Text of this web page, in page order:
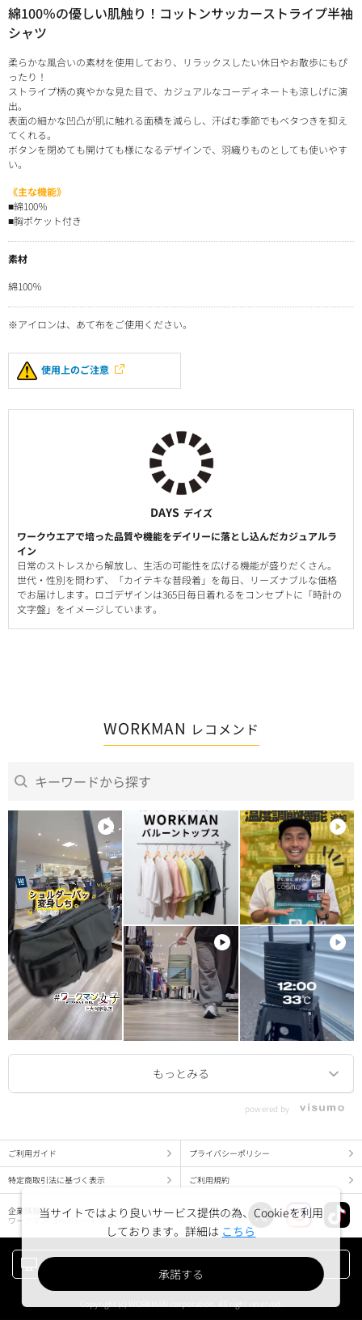
綿100％の優しい肌触り！コットンサッカーストライプ半袖
シャツ
柔らかな風合いの素材を使用しており、リラックスしたい休日やお散歩にもぴ
ったり！
ストライプ柄の爽やかな見た目で、カジュアルなコーディネートも涼しげに演
出。
表面の細かな凹凸が肌に触れる面積を減らし、汗ばむ季節でもベタつきを抑え
てくれる。
ボタンを閉めても開けても様になるデザインで、羽織りものとしても使いやす
い。
《主な機能》
■綿100％
■胸ポケット付き
素材
綿100％
※アイロンは、あて布をご使用ください。
使用上のご注意
DAYS デイズ
ワークウエアで培った品質や機能をデイリーに落とし込んだカジュアルラ
イン
日常のストレスから解放し、生活の可能性を広げる機能が盛りだくさん。
世代・性別を問わず、「カイテキな普段着」を毎日、リーズナブルな価格
でお届けします。ロゴデザインは365日毎日着れるをコンセプトに「時計の
文字盤」をイメージしています。
WORKMAN レコメンド
powered by
ご利用ガイド プライバシーポリシー
特定商取引法に基づく表示 ご利用規約
企業情報
ワークマン コーポレートサイト
当サイトではより良いサービス提供の為、Cookieを利用
しております。詳細は こちら
承諾する